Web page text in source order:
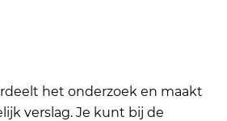
het onderzoek en maakt
verslag. Je kunt bij de